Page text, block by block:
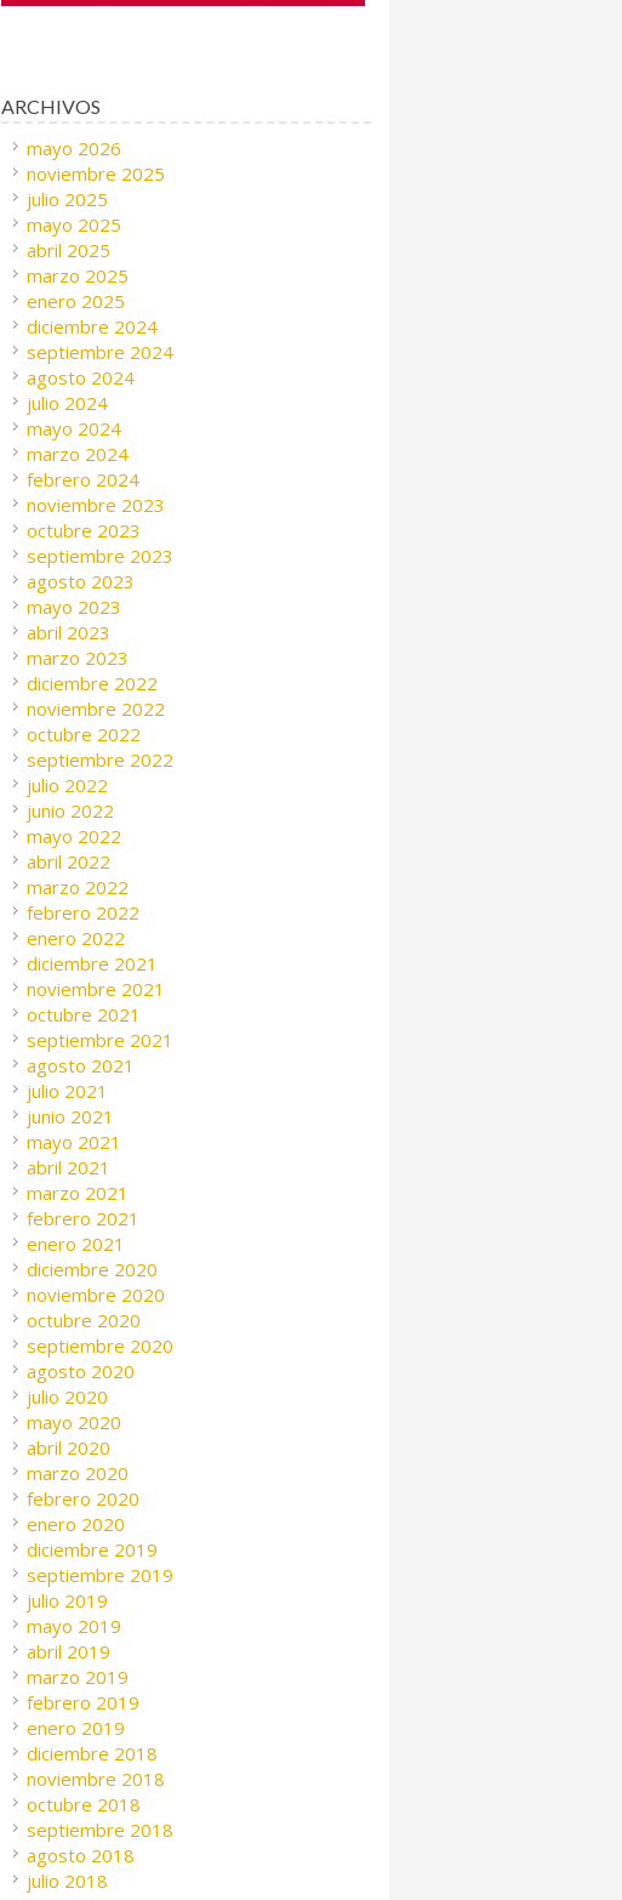
ARCHIVOS
mayo 2026
noviembre 2025
julio 2025
mayo 2025
abril 2025
marzo 2025
enero 2025
diciembre 2024
septiembre 2024
agosto 2024
julio 2024
mayo 2024
marzo 2024
febrero 2024
noviembre 2023
octubre 2023
septiembre 2023
agosto 2023
mayo 2023
abril 2023
marzo 2023
diciembre 2022
noviembre 2022
octubre 2022
septiembre 2022
julio 2022
junio 2022
mayo 2022
abril 2022
marzo 2022
febrero 2022
enero 2022
diciembre 2021
noviembre 2021
octubre 2021
septiembre 2021
agosto 2021
julio 2021
junio 2021
mayo 2021
abril 2021
marzo 2021
febrero 2021
enero 2021
diciembre 2020
noviembre 2020
octubre 2020
septiembre 2020
agosto 2020
julio 2020
mayo 2020
abril 2020
marzo 2020
febrero 2020
enero 2020
diciembre 2019
septiembre 2019
julio 2019
mayo 2019
abril 2019
marzo 2019
febrero 2019
enero 2019
diciembre 2018
noviembre 2018
octubre 2018
septiembre 2018
agosto 2018
julio 2018